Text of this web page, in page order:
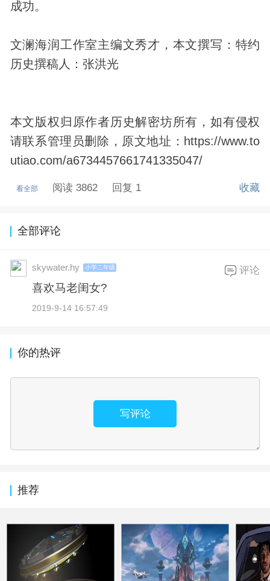
成功。
文澜海润工作室主编文秀才，本文撰写：特约
历史撰稿人：张洪光
本文版权归原作者历史解密坊所有，如有侵权
请联系管理员删除，原文地址：https://www.to
utiao.com/a6734457661741335047/
看全部 阅读 3862 回复 1 收藏
全部评论
skywater.hy 小学二年级
喜欢马老闺女?
2019-9-14 16:57:49
评论
你的热评
写评论
推荐